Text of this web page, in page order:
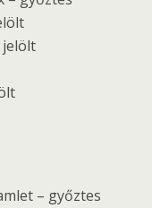
jelölt
– győztes